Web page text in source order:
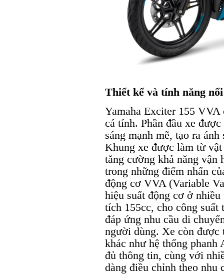
Thiết kế và tính năng
Yamaha Exciter 155
cá tính. Phần đầu xe
sáng mạnh mẽ, tạo ra
Khung xe được làm từ
tăng cường khả năng
trong những điểm nhấn
động cơ VVA (Variable
hiệu suất động cơ ở
tích 155cc, cho công
đáp ứng nhu cầu di
người dùng. Xe còn được
khác như hệ thống
đủ thông tin, cùng với
dàng điều chỉnh theo nhu